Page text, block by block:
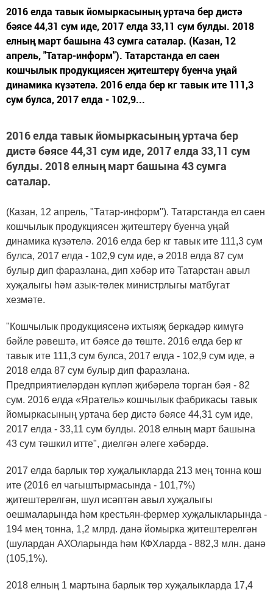
2016 елда тавык йомыркасының уртача бер дистә
бәясе 44,31 сум иде, 2017 елда 33,11 сум булды. 2018
елның март башына 43 сумга саталар. (Казан, 12
апрель, "Татар-информ"). Татарстанда ел саен
кошчылык продукциясен җитештерү буенча уңай
динамика күзәтелә. 2016 елда бер кг тавык ите 111,3
сум булса, 2017 елда - 102,9...
2016 елда тавык йомыркасының уртача бер
дистә бәясе 44,31 сум иде, 2017 елда 33,11 сум
булды. 2018 елның март башына 43 сумга
саталар.
(Казан, 12 апрель, "Татар-информ"). Татарстанда ел саен
кошчылык продукциясен җитештерү буенча уңай
динамика күзәтелә. 2016 елда бер кг тавык ите 111,3 сум
булса, 2017 елда - 102,9 сум иде, ә 2018 елда 87 сум
булыр дип фаразлана, дип хәбәр итә Татарстан авыл
хуҗалыгы һәм азык-төлек министрлыгы матбугат
хезмәте.
"Кошчылык продукциясенә ихтыяҗ беркадәр кимүгә
бәйле рәвештә, ит бәясе дә төште. 2016 елда бер кг
тавык ите 111,3 сум булса, 2017 елда - 102,9 сум иде, ә
2018 елда 87 сум булыр дип фаразлана.
Предприятиеләрдән күпләп җибәрелә торган бәя - 82
сум. 2016 елда «Яратель» кошчылык фабрикасы тавык
йомыркасының уртача бер дистә бәясе 44,31 сум иде,
2017 елда - 33,11 сум булды. 2018 елның март башына
43 сум тәшкил итте", диелгән әлеге хәбәрдә.
2017 елда барлык төр хуҗалыкларда 213 мең тонна кош
ите (2016 ел чагыштырмасында - 101,7%)
җитештерелгән, шул исәптән авыл хуҗалыгы
оешмаларында һәм крестьян-фермер хуҗалыкларында -
194 мең тонна, 1,2 млрд. данә йомырка җитештерелгән
(шулардан АХОларында һәм КФХларда - 882,3 млн. данә
(105,1%).
2018 елның 1 мартына барлык төр хуҗалыкларда 17,4